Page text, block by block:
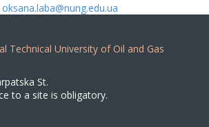
oksana.laba@nung.edu.ua
Technical University of Oil and Gas
St.
to a site is obligatory.